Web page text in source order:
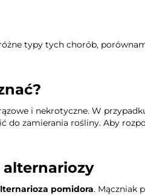
typy tych chorób,
i nekrotyczne. W
do zamierania rośliny. Aby
pomidora. Mączniak